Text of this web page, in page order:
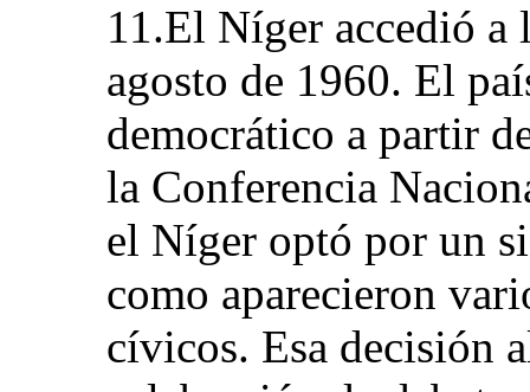
11.El Níger accedió a
agosto de 1960. El
democrático a partir
la Conferencia
el Níger optó por un
como aparecieron
cívicos. Esa decisión